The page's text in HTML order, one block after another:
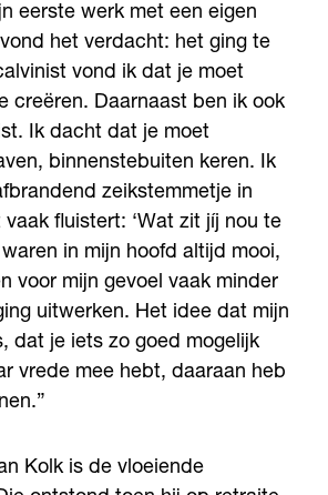
eerste werk met een eigen
het verdacht: het ging te
vond ik dat je moet
creëren. Daarnaast ben ik ook
Ik dacht dat je moet
binnenstebuiten keren. Ik
zeikstemmetje in
fluistert: ‘Wat zit jíj nou te
in mijn hoofd altijd mooi,
voor mijn gevoel vaak minder
uitwerken. Het idee dat mijn
dat je iets zo goed mogelijk
vrede mee hebt, daaraan heb
Kolk is de vloeiende